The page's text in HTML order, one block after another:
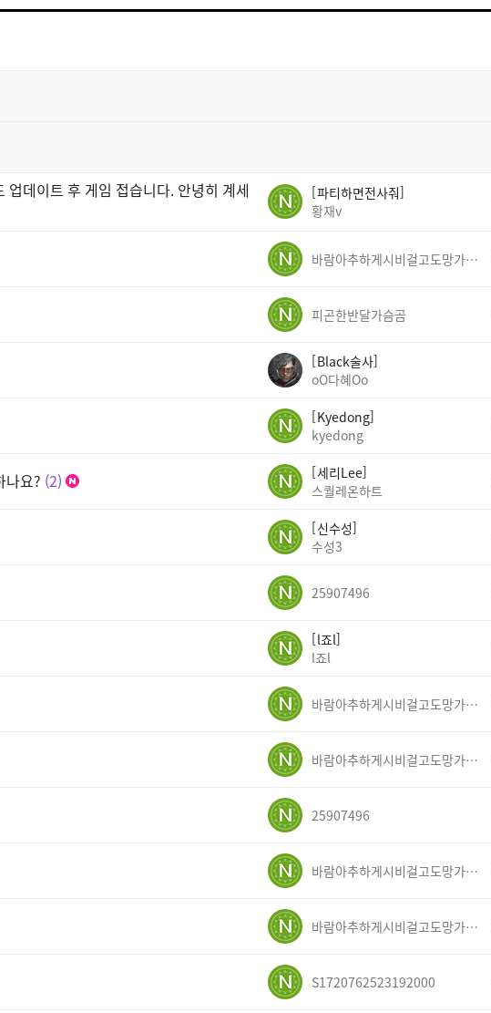
데이트 후 게임 접습니다. 안녕히 계세
파티하면전사줘
황재v
바람아추하게시비걸고도망가냐당당하게글써
피곤한반달가슴곰
Black술사
oO다혜Oo
Kyedong
kyedong
나요? 2
세리Lee
스퀄레온하트
신수성
수성3
25907496
l죠l
l죠l
바람아추하게시비걸고도망가냐당당하게글써
바람아추하게시비걸고도망가냐당당하게글써
25907496
바람아추하게시비걸고도망가냐당당하게글써
바람아추하게시비걸고도망가냐당당하게글써
S1720762523192000